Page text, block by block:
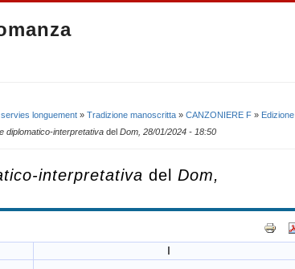
longuement » Tradizione manoscritta » CANZONIERE F » Edizione
diplomatico-interpretativa del Dom, 28/01/2024 - 18:50
interpretativa del Dom,
I